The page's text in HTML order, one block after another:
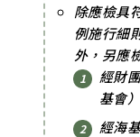
除應檢具
例施行細
外，另應
經財
基會
經海